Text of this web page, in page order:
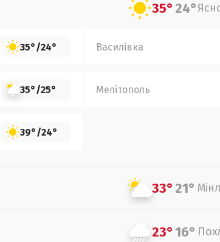
35°24°
35°/24° Василівка
35°/25° Мелітополь
39°/24°
33°21°
23°16°